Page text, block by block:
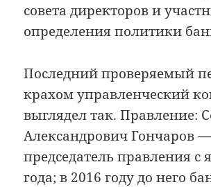
совета директоров и
определения политики
Последний проверяемый
крахом управленческий
выглядел так. Правление:
Александрович Гончаров —
председатель правления с
года; в 2016 году до него